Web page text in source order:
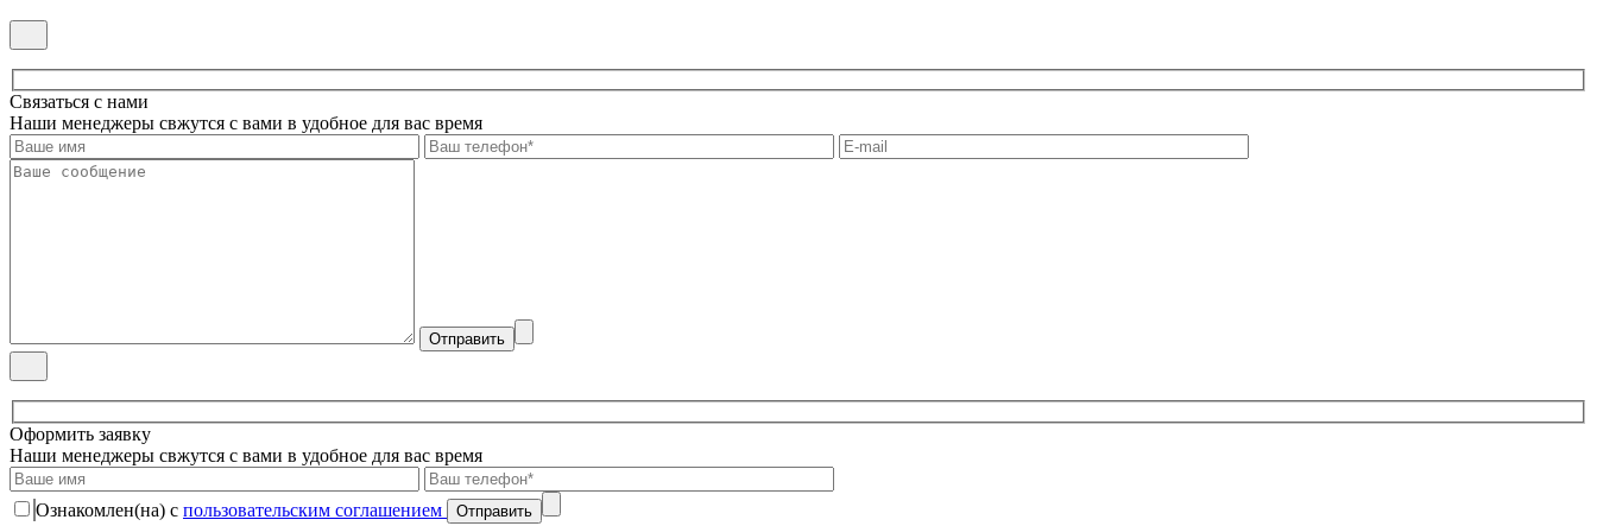
Связаться с нами
Наши менеджеры свжутся с вами в удобное для вас время
Оформить заявку
Наши менеджеры свжутся с вами в удобное для вас время
Ознакомлен(на) с пользовательским соглашением